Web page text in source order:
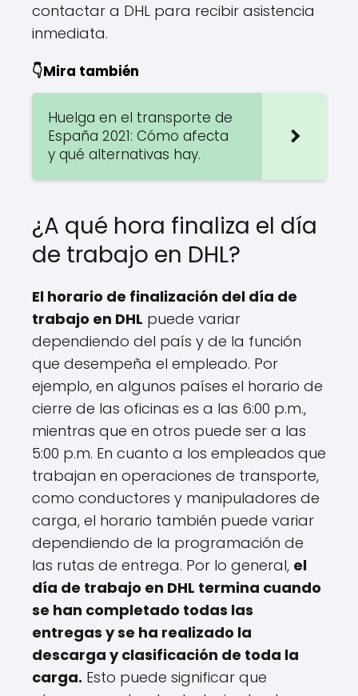
contactar a DHL para recibir asistencia
inmediata.
👇Mira también
Huelga en el transporte de
España 2021: Cómo afecta
y qué alternativas hay.
¿A qué hora finaliza el día
de trabajo en DHL?
El horario de finalización del día de
trabajo en DHL puede variar
dependiendo del país y de la función
que desempeña el empleado. Por
ejemplo, en algunos países el horario de
cierre de las oficinas es a las 6:00 p.m.,
mientras que en otros puede ser a las
5:00 p.m. En cuanto a los empleados que
trabajan en operaciones de transporte,
como conductores y manipuladores de
carga, el horario también puede variar
dependiendo de la programación de
las rutas de entrega. Por lo general, el
día de trabajo en DHL termina cuando
se han completado todas las
entregas y se ha realizado la
descarga y clasificación de toda la
carga. Esto puede significar que